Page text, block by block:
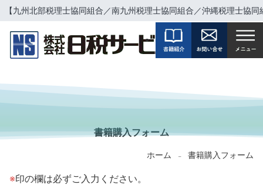
【九州北部税理士協同組合／南九州税理士協同組合／沖縄税理士協
BOOKS FORM
書籍購入フォーム
ホーム - 書籍購入フォーム
※印の欄は必ずご入力ください。